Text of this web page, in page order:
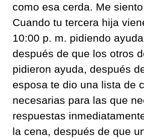
como esa cerda. Me siento
Cuando tu tercera hija
10:00 p. m. pidiendo
después de que los otros
pidieron ayuda, después
esposa te dio una lista de
necesarias para las que
respuestas
la cena, después de que